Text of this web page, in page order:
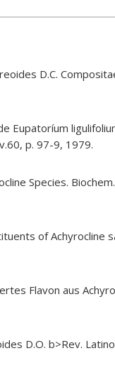
D.C.
Eupatoríum
p. 97-9, 1979.
Species.
of Achyrocline
Flavon aus
D.O. b>Rev.